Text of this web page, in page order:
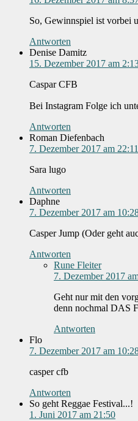
So, Gewinnspiel ist vorbei
Antworten
Denise Damitz
15. Dezember 2017 am
Caspar CFB
Bei Instagram Folge ich
Antworten
Roman Diefenbach
7. Dezember 2017 am 22:11
Sara lugo
Antworten
Daphne
7. Dezember 2017 am
Casper Jump (Oder geht
Antworten
Rune Fleiter
7. Dezember 2017
Geht nur mit den
denn nochmal DAS
Antworten
Flo
7. Dezember 2017 am
casper cfb
Antworten
So geht Reggae Festival...!
1. Juni 2017 am 21:50